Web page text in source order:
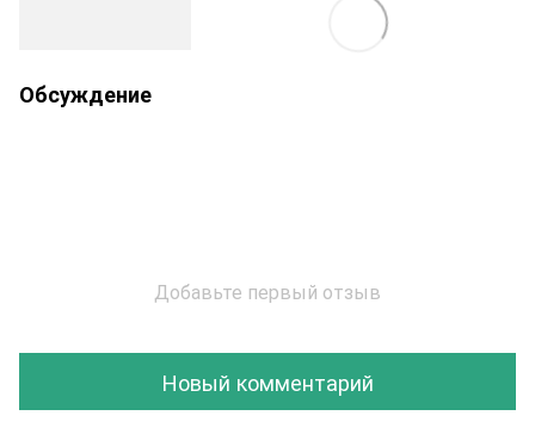
Обсуждение
Добавьте первый отзыв
Новый комментарий